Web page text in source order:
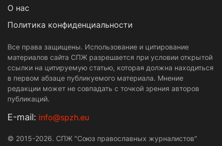
О нас
Политика конфиденциальности
Все права защищены. Использование и цитирование
материалов сайта СПЖ разрешается при условии открытой
ссылки на цитируемую статью, которая должна находиться
в первом абзаце публикуемого материала. Мнение
редакции может не совпадать с точкой зрения авторов
публикаций.
Е-mail: info@spzh.eu
© 2015-2026. СПЖ "Союз православных журналистов"